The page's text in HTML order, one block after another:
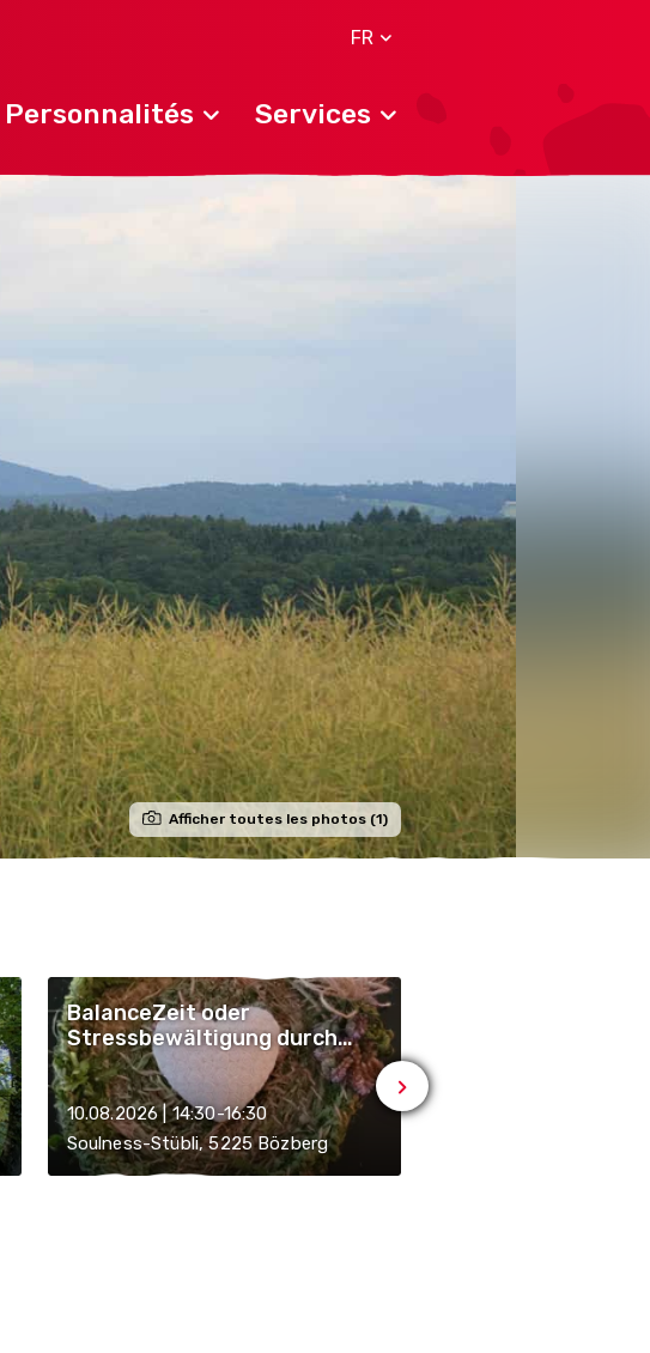
FR
Personnalités Services
Afficher toutes les photos (1)
BalanceZeit oder
Stressbewältigung durch
Achtsamkeit
10.08.2026 | 14:30-16:30
Soulness-Stübli, 5225 Bözberg